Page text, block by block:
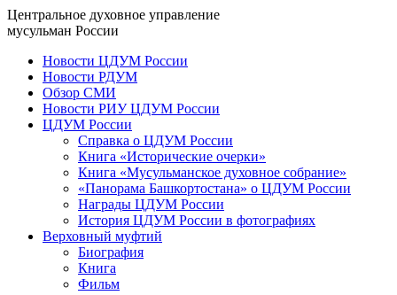
Центральное духовное управление
мусульман России
Новости ЦДУМ России
Новости РДУМ
Обзор СМИ
Новости РИУ ЦДУМ России
ЦДУМ России
Справка о ЦДУМ России
Книга «Исторические очерки»
Книга «Мусульманское духовное собрание»
«Панорама Башкортостана» о ЦДУМ России
Награды ЦДУМ России
История ЦДУМ России в фотографиях
Верховный муфтий
Биография
Книга
Фильм